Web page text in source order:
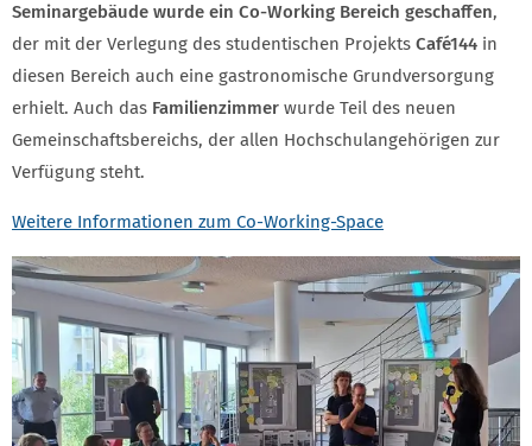
Seminargebäude wurde ein Co-Working Bereich geschaffen,
der mit der Verlegung des studentischen Projekts Café144 in
diesen Bereich auch eine gastronomische Grundversorgung
erhielt. Auch das Familienzimmer wurde Teil des neuen
Gemeinschaftsbereichs, der allen Hochschulangehörigen zur
Verfügung steht.
Weitere Informationen zum Co-Working-Space